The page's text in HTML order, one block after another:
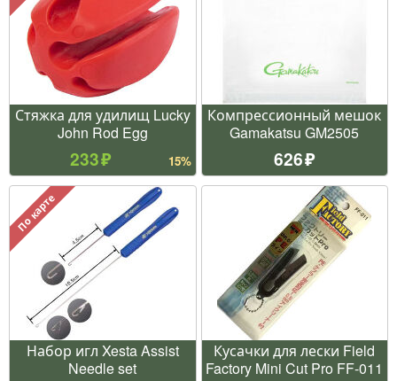
Стяжка для удилищ Lucky
John Rod Egg
233 15%
Компрессионный мешок
Gamakatsu GM2505
626
По карте
Набор игл Xesta Assist
Needle set
Кусачки для лески Field
Factory Mini Cut Pro FF-011